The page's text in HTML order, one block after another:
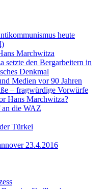
heute
Marchwitza
setzte den Bergarbeitern in
Denkmal
Medien vor 90 Jahren
– fragwürdige Vorwürfe
Hans Marchwitza?
an die WAZ
Türkei
23.4.2016